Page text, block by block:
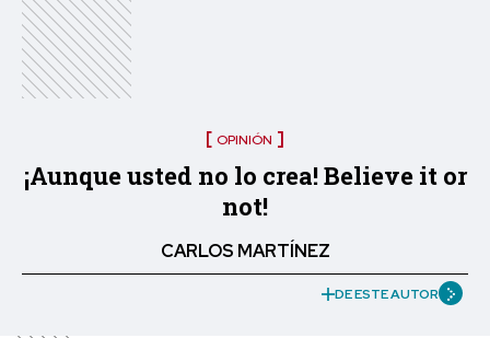
OPINIÓN
¡Aunque usted no lo crea! Believe it or
not!
CARLOS MARTÍNEZ
DE ESTE AUTOR